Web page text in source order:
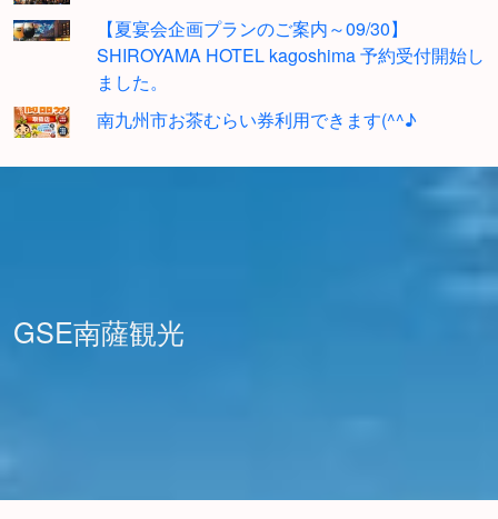
【夏宴会企画プランのご案内～09/30】
SHIROYAMA HOTEL kagoshima 予約受付開始し
ました。
南九州市お茶むらい券利用できます(^^♪
GSE南薩観光